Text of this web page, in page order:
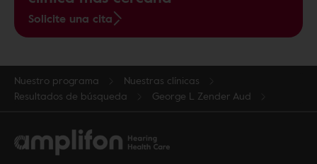
Solicite una cita
Nuestro programa
Nuestras clínicas
Resultados de búsqueda
George L Zender Aud